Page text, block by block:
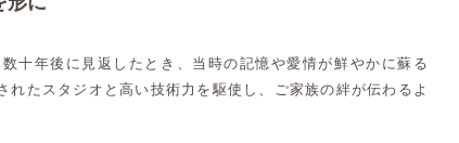
十年後に見返したとき、当時の記憶や愛情が鮮やかに蘇る
れたスタジオと高い技術力を駆使し、ご家族の絆が伝わるよ